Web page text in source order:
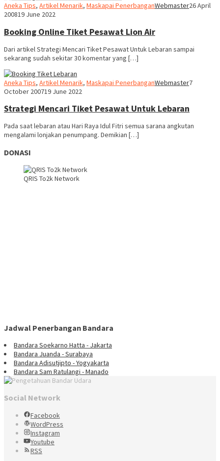
Aneka Tips, Artikel Menarik, Maskapai PenerbanganWebmaster26 April
200819 June 2022
Booking Online Tiket Pesawat Lion Air
Dari artikel Strategi Mencari Tiket Pesawat Untuk Lebaran sampai
sekarang sudah sekitar 30 komentar yang […]
Aneka Tips, Artikel Menarik, Maskapai PenerbanganWebmaster7
October 200719 June 2022
Strategi Mencari Tiket Pesawat Untuk Lebaran
Pada saat lebaran atau Hari Raya Idul Fitri semua sarana angkutan
mengalami lonjakan penumpang. Demikian […]
DONASI
QRIS To2k Network
Jadwal Penerbangan Bandara
Bandara Soekarno Hatta - Jakarta
Bandara Juanda - Surabaya
Bandara Adisutjipto - Yogyakarta
Bandara Sam Ratulangi - Manado
Social Network
Facebook
WordPress
Instagram
Youtube
RSS